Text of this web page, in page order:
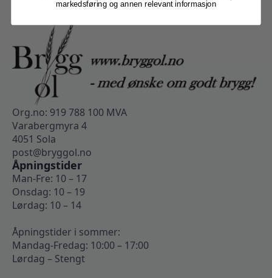
Org.no: 919 788 100 MVA
Varabergmyra 4
4051 Sola
post@bryggol.no
Åpningstider
Man-Fre: 10 – 17
Onsdag: 10 – 19
Lørdag: 10 – 14
Åpningstider i sommer:
Mandag-Fredag: 10:00 – 17:00
Lørdag – Stengt
markedsføring og annen relevant informasjon